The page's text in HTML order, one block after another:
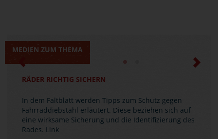
MEDIEN ZUM THEMA
RÄDER RICHTIG SICHERN
In dem Faltblatt werden Tipps zum Schutz gegen
Fahrraddiebstahl erläutert. Diese beziehen sich auf
eine wirksame Sicherung und die Identifizierung des
Rades. Link
Previous Next